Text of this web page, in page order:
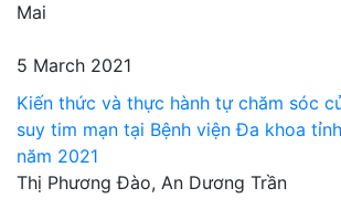
Mai
5 March 2021
Kiến thức và thực hành tự chăm sóc
suy tim mạn tại Bệnh viện Đa khoa
năm 2021
Thị Phương Đào, An Dương Trần